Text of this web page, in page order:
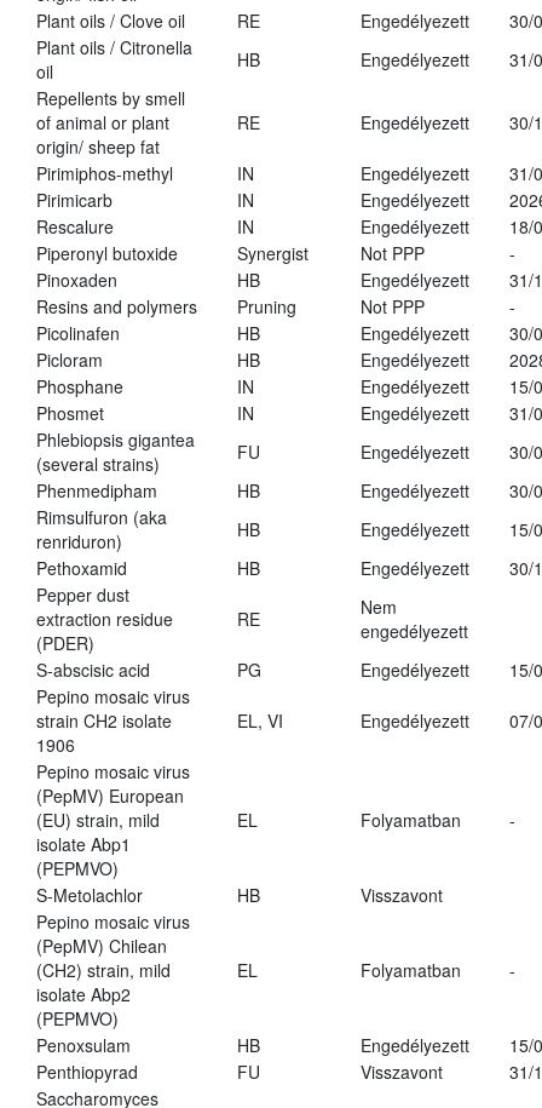
Plant oils / Clove oil RE Engedélyezett
30/
Plant oils / Citronella
oil
HB Engedélyezett
31/
Repellents by smell
of animal or plant
origin/ sheep fat
RE Engedélyezett 30/
Pirimiphos-methyl IN Engedélyezett
31/
Pirimicarb
IN Engedélyezett
Rescalure
IN Engedélyezett
18/
Piperonyl butoxide
Synergist Not PPP
-
Pinoxaden
HB Engedélyezett
31/
Resins and polymers
Pruning Not PPP
-
Picolinafen
HB Engedélyezett
30/
Picloram
HB Engedélyezett
Phosphane
IN Engedélyezett
15/
Phosmet
IN Engedélyezett
31/
Phlebiopsis gigantea
(several strains)
FU Engedélyezett
30/
Phenmedipham
HB Engedélyezett
30/
Rimsulfuron (aka
renriduron)
HB Engedélyezett
15/
Pethoxamid
HB Engedélyezett
30/
Pepper dust
extraction residue
(PDER)
RE
Nem
engedélyezett
S-abscisic acid
PG Engedélyezett
15/
Pepino mosaic virus
strain CH2 isolate
1906
EL, VI Engedélyezett 07/
Pepino mosaic virus
(PepMV) European
(EU) strain, mild
isolate Abp1
(PEPMVO)
EL Folyamatban -
S-Metolachlor HB
Visszavont
Pepino mosaic virus
(PepMV) Chilean
(CH2) strain, mild
isolate Abp2
(PEPMVO)
EL Folyamatban -
Penoxsulam HB Engedélyezett
15/
Penthiopyrad
FU Visszavont
31/
Saccharomyces